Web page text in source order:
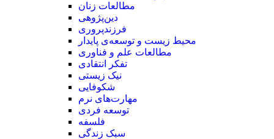
مطالعات زنان
دین‌پژوهی
فرزند‌پروری
محیط زیست و توسعه‌ی پایدار
مطالعات علم و فناوری
تفکر انتقادی
نیک زیستی
شکوفایی
مهارت‌های نرم
توسعه فردی
فلسفه
سبک زندگی